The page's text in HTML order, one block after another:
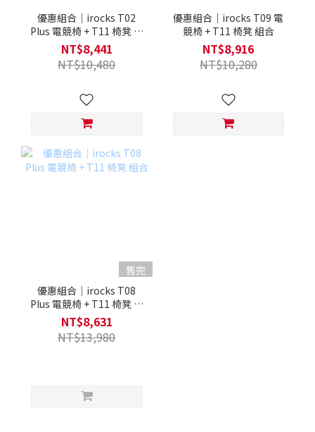
優惠組合｜irocks T02
Plus 電競椅 + T11 椅凳 組
合
NT$8,441
NT$10,480
優惠組合｜irocks T09 電
競椅 + T11 椅凳 組合
NT$8,916
NT$10,280
售完
優惠組合｜irocks T08
Plus 電競椅 + T11 椅凳 組
合
NT$8,631
NT$13,980